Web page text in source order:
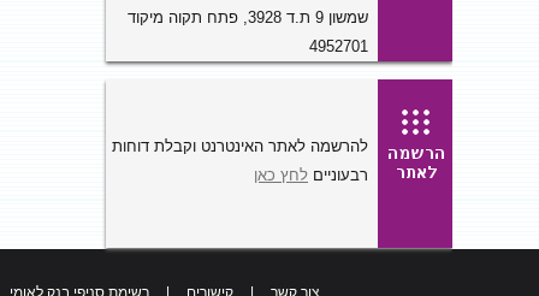
שמשון 9 ת.ד 3928, פתח תקוה מיקוד
4952701
להרשמה לאתר האינטרנט וקבלת דוחות
רבעוניים לחץ כאן
צור קשר קישורים רשימת סניפי בנק לאומי